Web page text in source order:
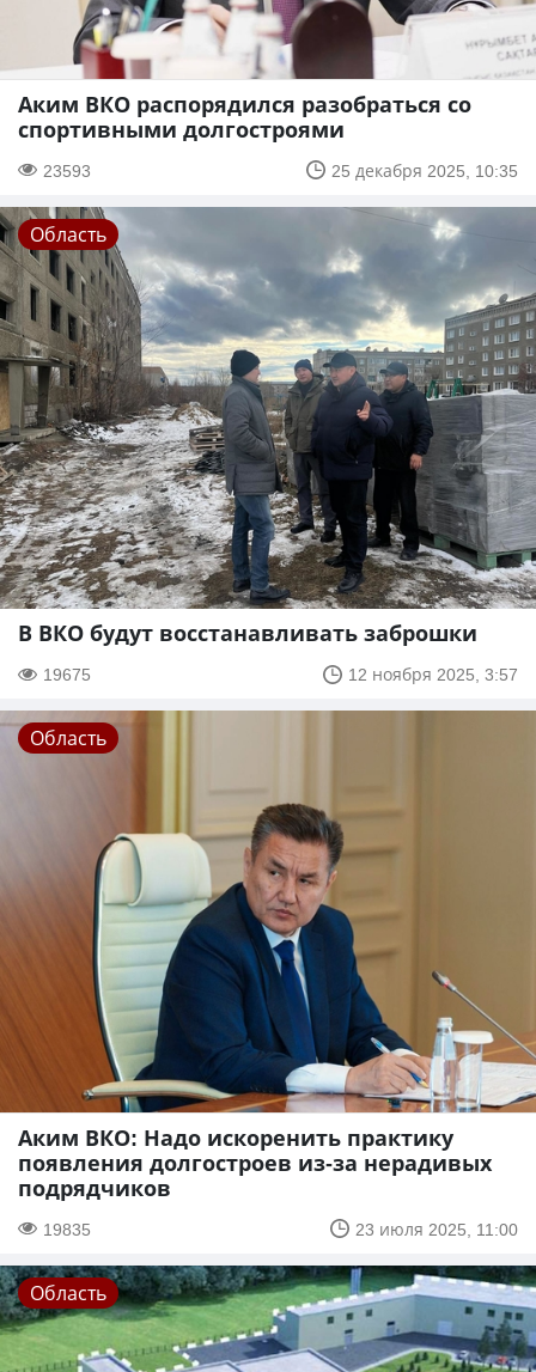
Аким ВКО распорядился разобраться со
спортивными долгостроями
23593 25 декабря 2025, 10:35
Область
В ВКО будут восстанавливать заброшки
19675 12 ноября 2025, 3:57
Область
Аким ВКО: Надо искоренить практику
появления долгостроев из-за нерадивых
подрядчиков
19835 23 июля 2025, 11:00
Область